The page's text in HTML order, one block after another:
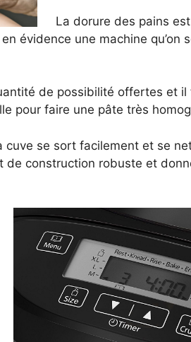
La dorure des pains
évidence une machine
de possibilité offertes et
pour faire une pâte très
cuve se sort facilement et se
construction robuste et